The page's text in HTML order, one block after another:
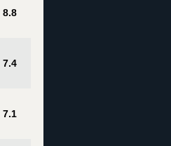
8.8
7.4
7.1